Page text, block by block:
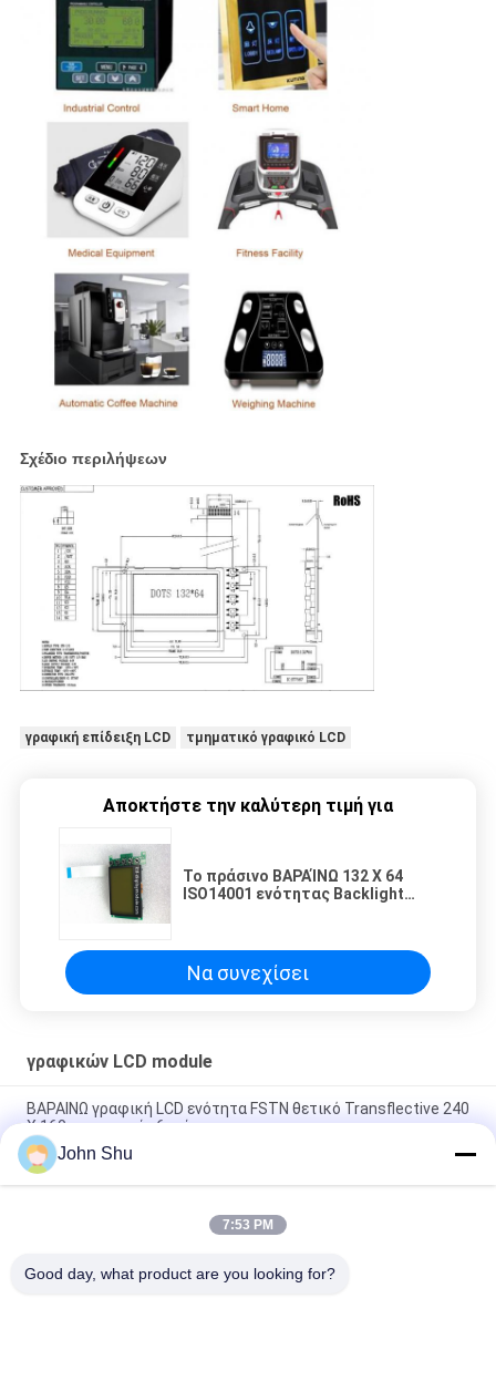
Σχέδιο περιλήψεων
γραφική επίδειξη LCD τμηματικό γραφικό LCD
Αποκτήστε την καλύτερη τιμή για
Το πράσινο ΒΑΡΑΊΝΩ 132 X 64
ISO14001 ενότητας Backlight
Να συνεχίσει
γραφικών LCD module
ΒΑΡΑΙΝΩ γραφική LCD ενότητα FSTN θετικό Transflective 240
X 160 με τη γωνία 6 η ώρα
5V STN κιτρινοπράσινη γραφική LCD επίδειξη 192 X 32,
γραφική ενότητα επίδειξης LCD
Μπλε γραφική LCD ενότητα 122 X 32 ΣΠΑΔΙΚΩΝ STN με άσπρο
John Shu
7:53 PM
Good day, what product are you looking for?